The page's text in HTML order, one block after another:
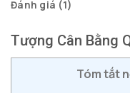
Đánh giá (1)
Tượng Cân Bằng
Tóm tắt